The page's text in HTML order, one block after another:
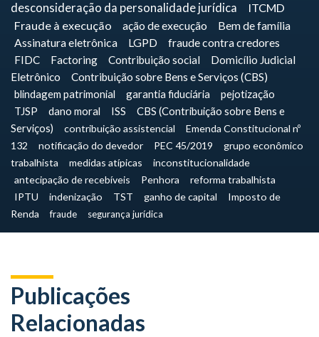
desconsideração da personalidade jurídica
ITCMD
Fraude à execução
ação de execução
Bem de família
Assinatura eletrônica
LGPD fraude contra credores
FIDC Factoring Contribuição social
Domicílio Judicial
Eletrônico
Contribuição sobre Bens e Serviços (CBS)
blindagem patrimonial
garantia fiduciária
pejotização
TJSP
dano moral ISS
CBS (Contribuição sobre Bens e
Serviços)
contribuição assistencial
Emenda Constitucional nº
132
notificação do devedor PEC 45/2019
grupo econômico
trabalhista
medidas atípicas
inconstitucionalidade
antecipação de recebíveis
Penhora
reforma trabalhista
IPTU
indenização TST ganho de capital
Imposto de
Renda
fraude segurança jurídica
Publicações
Relacionadas